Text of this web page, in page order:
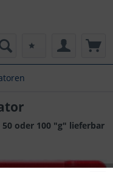
50 oder 100 "g" lieferbar